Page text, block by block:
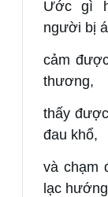
Ước gì
người bị
cảm
thương,
thấy
đau khổ,
và chạm
lạc